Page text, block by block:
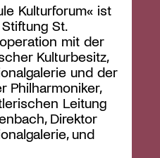
Kulturforum« ist
St.
mit der
Kulturbesitz,
und der
Philharmoniker,
Leitung
Direktor
und